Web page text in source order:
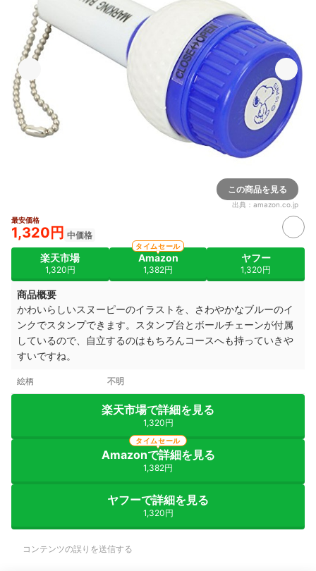
この商品を見る
出典： amazon.co.jp
最安価格
1,320円 中価格
楽天市場
1,320円
Amazon
1,382円
タイムセール
ヤフー
1,320円
商品概要
かわいらしいスヌーピーのイラストを、さわやかなブルーのイ
ンクでスタンプできます。スタンプ台とボールチェーンが付属
しているので、自立するのはもちろんコースへも持っていきや
すいですね。
絵柄 不明
楽天市場で詳細を見る
1,320円
Amazonで詳細を見る
1,382円
タイムセール
ヤフーで詳細を見る
1,320円
コンテンツの誤りを送信する